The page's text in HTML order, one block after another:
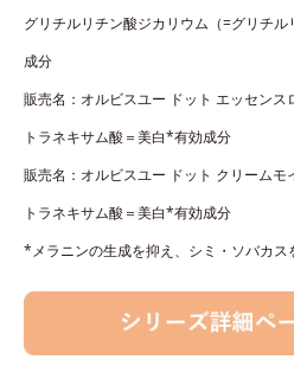
グリチルリチン酸ジカリウム（=グリチ
成分
販売名：オルビスユー ドット エッセンス
トラネキサム酸＝美白*有効成分
販売名：オルビスユー ドット クリームモ
トラネキサム酸＝美白*有効成分
*メラニンの生成を抑え、シミ・ソバカス